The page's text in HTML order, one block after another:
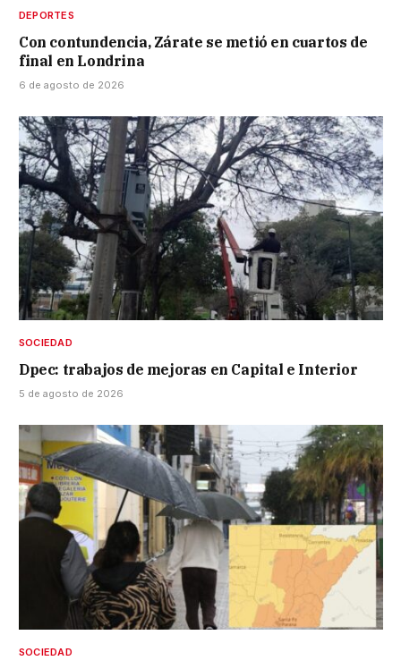
DEPORTES
Con contundencia, Zárate se metió en cuartos de
final en Londrina
6 de agosto de 2026
SOCIEDAD
Dpec: trabajos de mejoras en Capital e Interior
5 de agosto de 2026
SOCIEDAD